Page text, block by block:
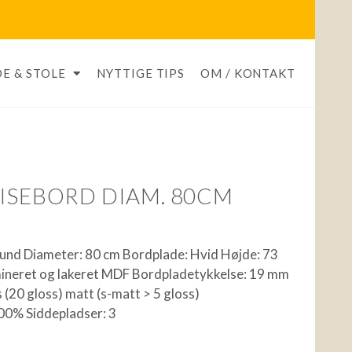
& STOLE NYTTIGE TIPS OM / KONTAKT
DIAM. 80CM
Diameter: 80 cm Bordplade: Hvid Højde: 73
og lakeret MDF Bordpladetykkelse: 19 mm
gloss) matt (s-matt > 5 gloss)
Siddepladser: 3